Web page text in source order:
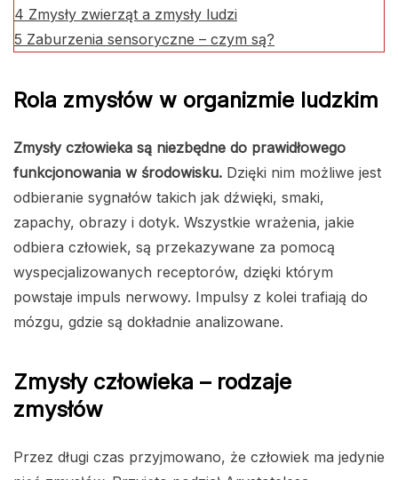
4 Zmysły zwierząt a zmysły ludzi
5 Zaburzenia sensoryczne – czym są?
Rola zmysłów w organizmie ludzkim
Zmysły człowieka są niezbędne do prawidłowego
funkcjonowania w środowisku. Dzięki nim możliwe jest
odbieranie sygnałów takich jak dźwięki, smaki,
zapachy, obrazy i dotyk. Wszystkie wrażenia, jakie
odbiera człowiek, są przekazywane za pomocą
wyspecjalizowanych receptorów, dzięki którym
powstaje impuls nerwowy. Impulsy z kolei trafiają do
mózgu, gdzie są dokładnie analizowane.
Zmysły człowieka – rodzaje
zmysłów
Przez długi czas przyjmowano, że człowiek ma jedynie